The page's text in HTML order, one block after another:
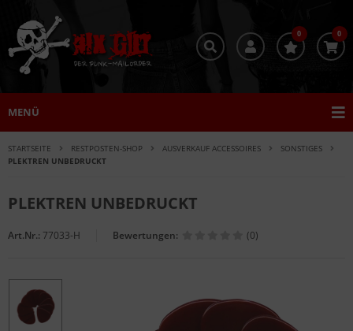
0 0
MENÜ
STARTSEITE RESTPOSTEN-SHOP AUSVERKAUF ACCESSOIRES
SONSTIGES
PLEKTREN UNBEDRUCKT
PLEKTREN UNBEDRUCKT
Art.Nr.: 77033-H Bewertungen: (0)